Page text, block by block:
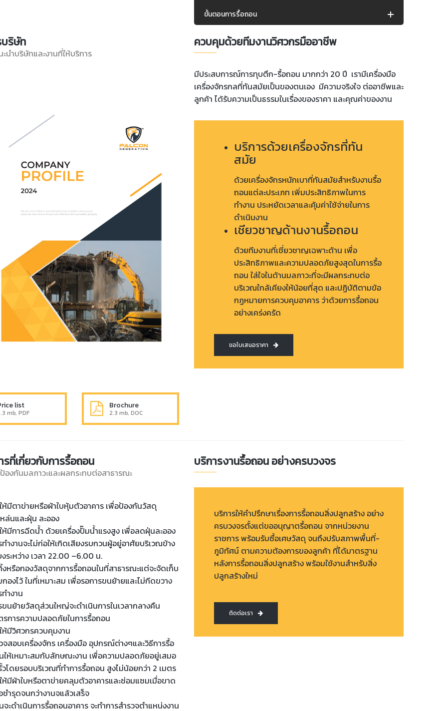
ขั้นตอนการรื้อถอน
บริษัท
ะนำบริษัทและงานที่ให้บริการ
list
mb, PDF
Brochure
2.3 mb, DOC
ควบคุมด้วยทีมงานวิศวกรมืออาชีพ
มีประสบการณ์การทุบตึก-รื้อถอน มากกว่า 20 ปี เรามีเครื่องมือ
เครื่องจักรกลที่ทันสมัยเป็นของตนเอง มีความจริงใจ ต่ออาชีพและ
ลูกค้า ได้รับความเป็นธรรมในเรื่องของราคา และคุณค่าของงาน
บริการด้วยเครื่องจักรที่ทัน
สมัย
ด้วยเครื่องจักรหนักเบาที่ทันสมัยสำหรับงานรื้อ
ถอนแต่ละประเภท เพิ่มประสิทธิภาพในการ
ทำงาน ประหยัดเวลาและคุ้มค่าใช้จ่ายในการ
ดำเนินงาน
เชียวชาญด้านงานรื้อถอน
ด้วยทีมงานที่เชี่ยวชาญเฉพาะด้าน เพื่อ
ประสิทธิภาพและความปลอดภัยสูงสุดในการรื้อ
ถอน ใส่ใจในด้านมลภาวะที่จะมีผลกระทบต่อ
บริเวณใกล้เคียงให้น้อยที่สุด และปฏิบัติตามข้อ
กฏหมายการควบคุมอาคาร ว่าด้วยการรื้อถอน
อย่างเคร่งครัด
ขอใบเสนอราคา
รที่เกี่ยวกับการรื้อถอน
องกันมลภาวะและผลกระทบต่อสาธารณะ
ห้มีตาข่ายหรือผ้าใบหุ้มตัวอาคาร เพื่อป้องกันวัสดุ
ล่นและฝุ่น ละออง
ห้มีการฉีดน้ำ ด้วยเครื่องปั๊มน้ำแรงสูง เพื่อลดฝุ่นละออง
ทำงานจะไม่ก่อให้เกิดเสียงรบกวนผู้อยู่อาศัยบริเวณข้าง
งระหว่าง เวลา 22.00 –6.00 น.
งหรือกองวัสดุจากการรื้อถอนในที่สาธารณะแต่จะจัดเก็บ
กองไว้ ในที่เหมาะสม เพื่อรอการขนย้ายและไม่กีดขวาง
ำงาน
ขนย้ายวัสดุส่วนใหญ่จะดำเนินการในเวลากลางคืน
รการความปลอดภัยในการรื้อถอน
ห้มีวิศวกรควบคุมงาน
จสอบเครื่องจักร เครื่องมือ อุปกรณ์ต่างๆและวิธีการรื้อ
ให้เหมาะสมกับลักษณะงาน เพื่อความปลอดภัยอยู่เสมอ
วโดยรอบบริเวณที่ทำการรื้อถอน สูงไม่น้อยกว่า 2 เมตร
ห้มีผ้าใบหรือตาข่ายคลุมตัวอาคารและซ่อมแซมเมื่อขาด
ชำรุดจนกว่างานจแล้วเสร็จ
จะดำเนินการรื้อถอนอาคาร จะทำการสำรวจตำแหน่งงาน
บริการงานรื้อถอน อย่างครบวงจร
บริการให้คำปรึกษาเรื่องการรื้อถอนสิ่งปลูกสร้าง อย่าง
ครบวงจรตั้งแต่ขออนุญาตรื้อถอน จากหน่วยงาน
ราชการ พร้อมรับซื้อเศษวัสดุ จนถึงปรับสภาพพื้นที่-
ภูมิทัศน์ ตามความต้องการของลูกค้า ที่ได้มาตรฐาน
หลังการรื้อถอนสิ่งปลูกสร้าง พร้อมใช้งานสำหรับสิ่ง
ปลูกสร้างใหม่
ติดต่อเรา